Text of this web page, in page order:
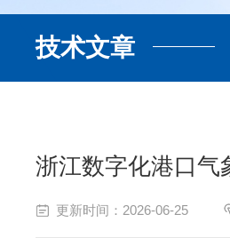
技术文章
浙江数字化港口气
更新时间：2026-06-25